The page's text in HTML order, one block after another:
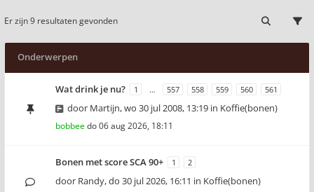
Er zijn 9 resultaten gevonden
Onderwerpen
Wat drink je nu? 1 … 557 558 559 560 561
door Martijn,wo 30 jul 2008, 13:19 in Koffie(bonen)
bobbeedo 06 aug 2026, 18:11
Bonen met score SCA 90+ 1 2
door Randy,do 30 jul 2026, 16:11 in Koffie(bonen)